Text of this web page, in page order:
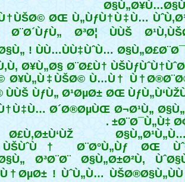
ØŒ Ù„ÙƒÙ†Ù‡Ù…
Ø³Ø¦ ÙÙŠ
! ÙÙ…ÙÙ‡ÙˆÙ…
Ø¥Ù„Ø§ Ø¨Ø£Ù†
Ø¥Ù„Ù‡ÙŠØ© Ù…Ù†
ÙƒÙ„ Ø¹ØµØ± ØŒ
Ø´Ø®ØµÙŒ Ø¬Ø¹Ù„
Ø¨Ø¯Ù„Ù‡
Ø¨Ø°Ù„Ùƒ ØŒ
Ø³Ø¨Ø¨ Ø§Ù„Ø±Ø²Ù‚
! ÙˆÙ„Ù…